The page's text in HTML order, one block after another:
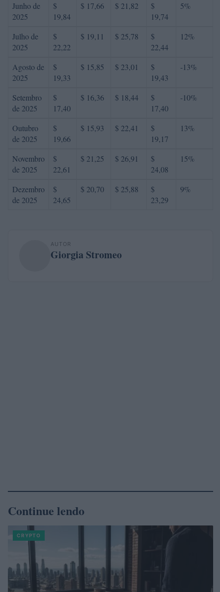
Junho de
2025
$
19,84
$ 17,66 $ 21,82
$
19,74
5%
Julho de
2025
$
22,22
$ 19,11 $ 25,78
$
22,44
12%
Agosto de
2025
$
19,33
$ 15,85 $ 23,01
$
19,43
-13%
Setembro
de 2025
$
17,40
$ 16,36 $ 18,44
$
17,40
-10%
Outubro
de 2025
$
19,66
$ 15,93 $ 22,41
$
19,17
13%
Novembro
de 2025
$
22,61
$ 21,25 $ 26,91
$
24,08
15%
Dezembro
de 2025
$
24,65
$ 20,70 $ 25,88
$
23,29
9%
AUTOR
Giorgia Stromeo
Continue lendo
CRYPTO